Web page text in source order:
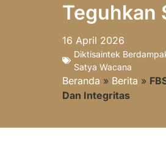
Teguhkan
16 April 2026
Diktisaintek
Satya Wacana
Beranda » Berita »
Dan Integritas